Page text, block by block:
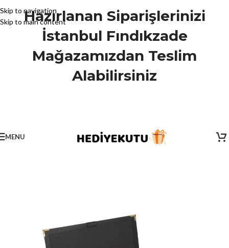
Skip to navigation
Skip to main content
Hazırlanan Siparişlerinizi
İstanbul Fındıkzade
Mağazamızdan Teslim
Alabilirsiniz
MENU